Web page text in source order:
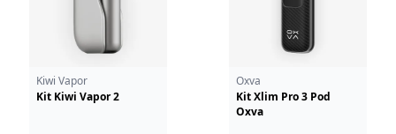
Kiwi Vapor
Kit Kiwi Vapor 2
Oxva
Kit Xlim Pro 3 Pod
Oxva